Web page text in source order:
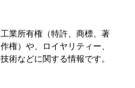
工業所有権（特許、商標、著
作権）や、ロイヤリティー、
技術などに関する情報です。